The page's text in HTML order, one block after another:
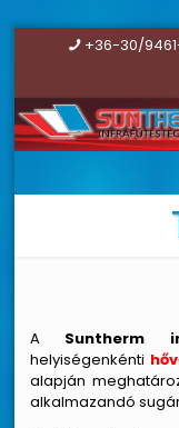
+36-30/
A Suntherm
helyiségenkénti
alapján
alkalmazandó